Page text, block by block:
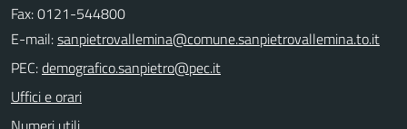
Fax: 0121-544800
E-mail:
PEC:
Uffici e orari